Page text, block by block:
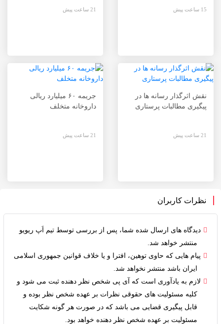
15 ساعت پیش 21 ساعت پیش
نقش اثرگذار رسانه ها در
پیگیری مطالبات پرستاری
21 ساعت پیش
جریمه ۶۰ میلیارد ریالی
داروخانه متخلف
21 ساعت پیش
نظرات کاربران
دیدگاه های ارسال شده شما، پس از بررسی توسطتیم اَپ ریویو
منتشر خواهد شد.
پیام هایی که حاوی توهین، افترا و یا خلافقوانین جمهوری اسلامی
ایرانباشد منتشر نخواهد شد.
لازم به یادآوری است که آی پی شخص نظر دهنده ثبت می شود و
کلیهمسئولیت های حقوقینظرات بر عهده شخص نظر بوده و
قابل پیگیری قضایی می باشد که در صورت هر گونه شکایت
مسئولیت بر عهده شخص نظر دهنده خواهد بود.